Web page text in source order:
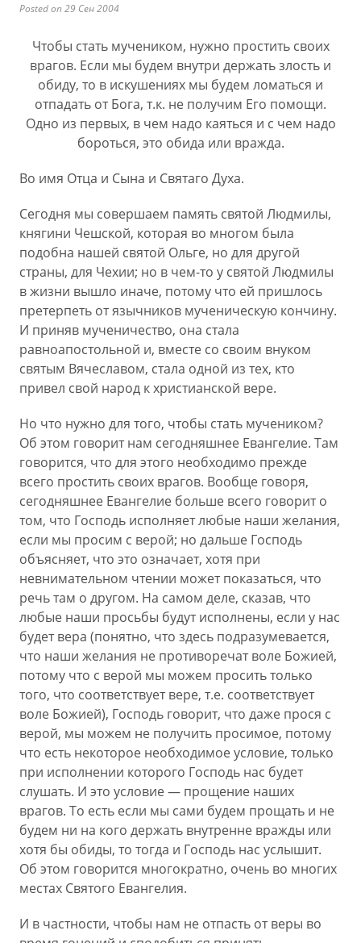
Posted on 29 Сен 2004
Чтобы стать мучеником, нужно простить своих
врагов. Если мы будем внутри держать злость и
обиду, то в искушениях мы будем ломаться и
отпадать от Бога, т.к. не получим Его помощи.
Одно из первых, в чем надо каяться и с чем надо
бороться, это обида или вражда.
Во имя Отца и Сына и Святаго Духа.
Сегодня мы совершаем память святой Людмилы,
княгини Чешской, которая во многом была
подобна нашей святой Ольге, но для другой
страны, для Чехии; но в чем-то у святой Людмилы
в жизни вышло иначе, потому что ей пришлось
претерпеть от язычников мученическую кончину.
И приняв мученичество, она стала
равноапостольной и, вместе со своим внуком
святым Вячеславом, стала одной из тех, кто
привел свой народ к христианской вере.
Но что нужно для того, чтобы стать мучеником?
Об этом говорит нам сегодняшнее Евангелие. Там
говорится, что для этого необходимо прежде
всего простить своих врагов. Вообще говоря,
сегодняшнее Евангелие больше всего говорит о
том, что Господь исполняет любые наши желания,
если мы просим с верой; но дальше Господь
объясняет, что это означает, хотя при
невнимательном чтении может показаться, что
речь там о другом. На самом деле, сказав, что
любые наши просьбы будут исполнены, если у нас
будет вера (понятно, что здесь подразумевается,
что наши желания не противоречат воле Божией,
потому что с верой мы можем просить только
того, что соответствует вере, т.е. соответствует
воле Божией), Господь говорит, что даже прося с
верой, мы можем не получить просимое, потому
что есть некоторое необходимое условие, только
при исполнении которого Господь нас будет
слушать. И это условие — прощение наших
врагов. То есть если мы сами будем прощать и не
будем ни на кого держать внутренне вражды или
хотя бы обиды, то тогда и Господь нас услышит.
Об этом говорится многократно, очень во многих
местах Святого Евангелия.
И в частности, чтобы нам не отпасть от веры во